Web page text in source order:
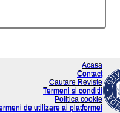
Acasa
Contact
Cautare Reviste
Termeni si conditii
Politica cookie
de utilizare ai platformei